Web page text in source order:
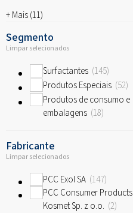
+ Mais (11)
Segmento
Limpar selecionados
Surfactantes 145
Produtos Especiais 52
Produtos de consumo e
embalagens 18
Fabricante
Limpar selecionados
PCC Exol SA 147
PCC Consumer Products
Kosmet Sp. z o.o. 2